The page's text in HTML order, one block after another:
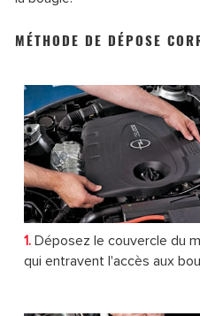
MÉTHODE DE DÉPOSE
1.Déposez le couvercle du
qui entravent l'accès aux